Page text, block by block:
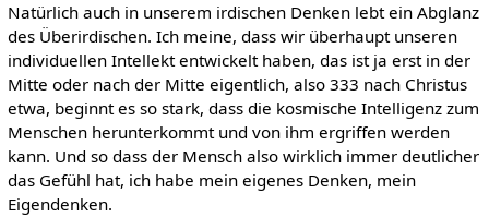
Natürlich auch in unserem irdischen Denken lebt ein Abglanz
des Überirdischen. Ich meine, dass wir überhaupt unseren
individuellen Intellekt entwickelt haben, das ist ja erst in der
Mitte oder nach der Mitte eigentlich, also 333 nach Christus
etwa, beginnt es so stark, dass die kosmische Intelligenz zum
Menschen herunterkommt und von ihm ergriffen werden
kann. Und so dass der Mensch also wirklich immer deutlicher
das Gefühl hat, ich habe mein eigenes Denken, mein
Eigendenken.